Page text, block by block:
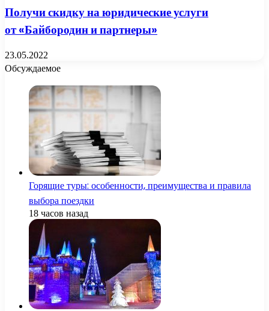
Получи скидку на юридические услуги
от «Байбородин и партнеры»
23.05.2022
Обсуждаемое
Горящие туры: особенности, преимущества и правила
выбора поездки
18 часов назад